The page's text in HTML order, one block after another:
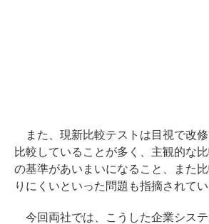
また、現新比較テストは目視で改
比較していることが多く、主観的な
の基準があいまいになること、また
りにくいといった問題も指摘されてい
今回両社では、こうした企業シス